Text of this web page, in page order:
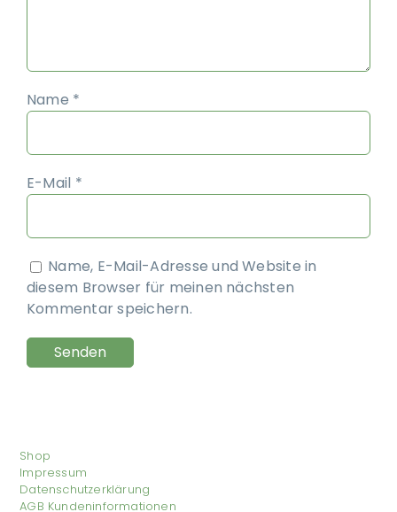
Name *
E-Mail *
Name, E-Mail-Adresse und Website in
diesem Browser für meinen nächsten
Kommentar speichern.
Shop
Impressum
Datenschutzerklärung
AGB Kundeninformationen